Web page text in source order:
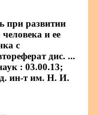
при развитии
и ее
с
дис. ...
: 03.00.13;
ин-т им. Н. И.